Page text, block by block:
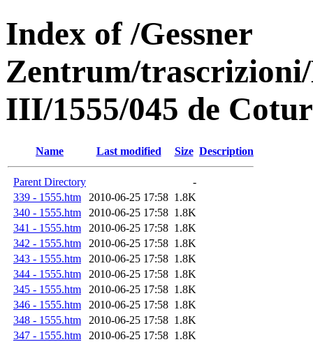
Index of /Gessner
Zentrum/
III/1555/045 de
Name Last modified Size Description
Parent Directory
-
339 - 1555.htm
2010-06-25 17:58 1.8K
340 - 1555.htm
2010-06-25 17:58 1.8K
341 - 1555.htm
2010-06-25 17:58 1.8K
342 - 1555.htm
2010-06-25 17:58 1.8K
343 - 1555.htm
2010-06-25 17:58 1.8K
344 - 1555.htm
2010-06-25 17:58 1.8K
345 - 1555.htm
2010-06-25 17:58 1.8K
346 - 1555.htm
2010-06-25 17:58 1.8K
348 - 1555.htm
2010-06-25 17:58 1.8K
347 - 1555.htm
2010-06-25 17:58 1.8K